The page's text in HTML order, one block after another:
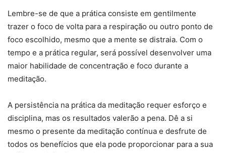
Lembre-se de que a prática consiste em gentilmente
trazer o foco de volta para a respiração ou outro ponto de
foco escolhido, mesmo que a mente se distraia. Com o
tempo e a prática regular, será possível desenvolver uma
maior habilidade de concentração e foco durante a
meditação.
A persistência na prática da meditação requer esforço e
disciplina, mas os resultados valerão a pena. Dê a si
mesmo o presente da meditação contínua e desfrute de
todos os benefícios que ela pode proporcionar para a sua